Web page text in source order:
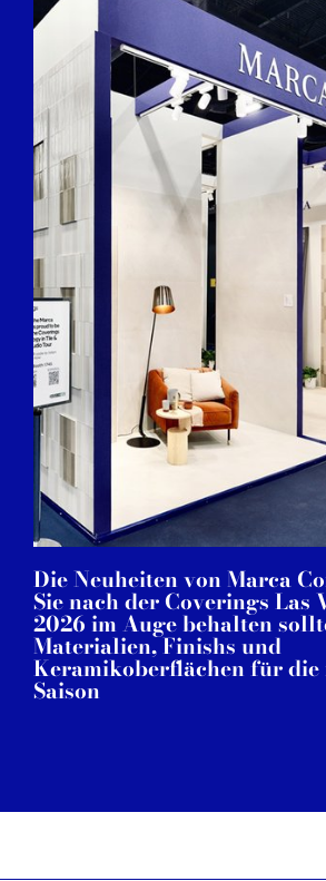
Die Neuheiten von Marca
Sie nach der Coverings Las
2026 im Auge behalten
Materialien, Finishs und
Keramikoberflächen für die
Saison